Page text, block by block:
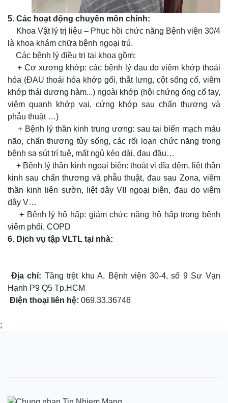
5. Các hoạt động chuyên môn chính:
Khoa Vật lý trị liệu – Phục hồi chức năng Bệnh viện 30/4
là khoa khám chữa bệnh ngoại trú.
Các bệnh lý điều trị tại khoa gồm:
+ Cơ xương khớp: các bệnh lý đau do viêm khớp thoái
hóa (ĐAU thoái hóa khớp gối, thắt lưng, cột sống cổ, viêm
khớp thái dương hàm...) ngoài khớp (hội chứng ống cổ tay,
viêm quanh khớp vai, cứng khớp sau chấn thương và
phẫu thuật …)
+ Bệnh lý thần kinh trung ương: sau tai biến mạch máu
não, chấn thương tủy sống, các rối loạn chức năng trong
bệnh sa sút trí tuệ, mất ngủ kéo dài, đau đầu…
+ Bệnh lý thần kinh ngoại biên: thoát vị đĩa đệm, liệt thần
kinh sau chấn thương và phẫu thuật, đau sau Zona, viêm
thần kinh liên sườn, liệt dây VII ngoại biên, đau do viêm
dây V…
+ Bệnh lý hô hấp: giảm chức năng hô hấp trong bệnh
viêm phổi, COPD
Địa chỉ: Tầng trệt khu A, Bệnh viện 30-4, số 9 Sư Vạn
Hạnh P9 Q5 Tp.HCM